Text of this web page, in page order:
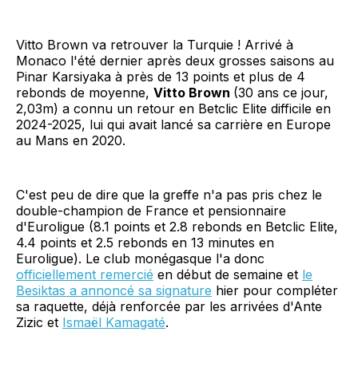
Vitto Brown va retrouver la Turquie ! Arrivé à
Monaco l'été dernier après deux grosses saisons au
Pinar Karsiyaka à près de 13 points et plus de 4
rebonds de moyenne, Vitto Brown (30 ans ce jour,
2,03m) a connu un retour en Betclic Elite difficile en
2024-2025, lui qui avait lancé sa carrière en Europe
au Mans en 2020.
C'est peu de dire que la greffe n'a pas pris chez le
double-champion de France et pensionnaire
d'Euroligue (8.1 points et 2.8 rebonds en Betclic Elite,
4.4 points et 2.5 rebonds en 13 minutes en
Euroligue). Le club monégasque l'a donc
officiellement remercié en début de semaine et le
Besiktas a annoncé sa signature hier pour compléter
sa raquette, déjà renforcée par les arrivées d'Ante
Zizic et Ismaël Kamagaté.